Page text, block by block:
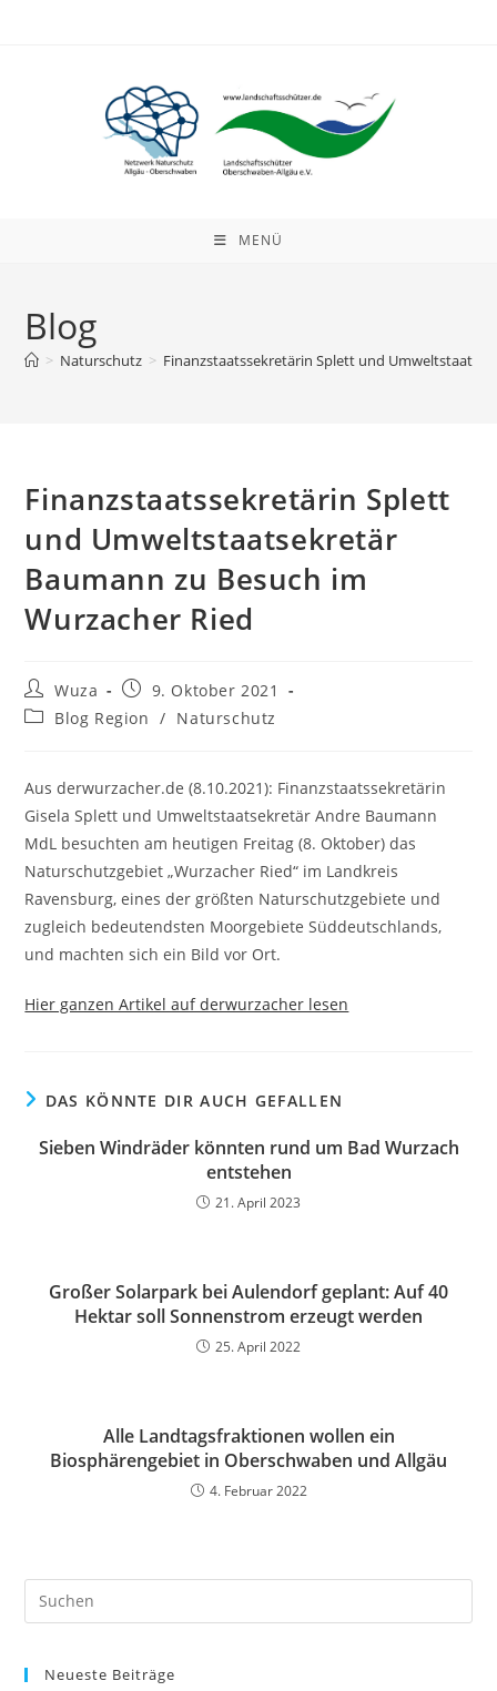
MENÜ
Blog
> Naturschutz > Finanzstaatssekretärin Splett und
Finanzstaatssekretärin Splett
und Umweltstaatsekretär
Baumann zu Besuch im
Wurzacher Ried
Beitrags-
Autor:
Wuza
Beitrag
veröffentlicht:
9. Oktober 2021
Beitrags-
Blog Region / Naturschutz
Aus derwurzacher.de (8.10.2021): Finanzstaatssekretärin
Gisela Splett und Umweltstaatsekretär Andre Baumann
MdL besuchten am heutigen Freitag (8. Oktober) das
Naturschutzgebiet „Wurzacher Ried“ im Landkreis
Ravensburg, eines der größten Naturschutzgebiete und
zugleich bedeutendsten Moorgebiete Süddeutschlands,
und machten sich ein Bild vor Ort.
Hier ganzen Artikel auf derwurzacher lesen
DAS KÖNNTE DIR AUCH GEFALLEN
Sieben Windräder könnten rund um Bad Wurzach
entstehen
21. April 2023
Großer Solarpark bei Aulendorf geplant: Auf 40
Hektar soll Sonnenstrom erzeugt werden
25. April 2022
Alle Landtagsfraktionen wollen ein
Biosphärengebiet in Oberschwaben und Allgäu
4. Februar 2022
Neueste Beiträge